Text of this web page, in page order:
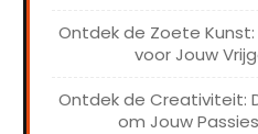
Ontdek de Zoete
voor Jouw
Ontdek de Creativiteit:
om Jouw